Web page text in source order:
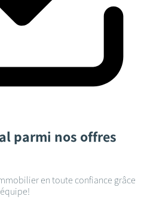
parmi nos offres
en toute confiance grâce